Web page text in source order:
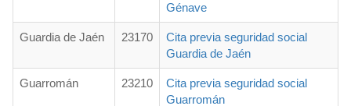
Génave
Guardia de Jaén 23170
Cita previa seguridad social
Guardia de Jaén
Guarromán 23210
Cita previa seguridad social
Guarromán